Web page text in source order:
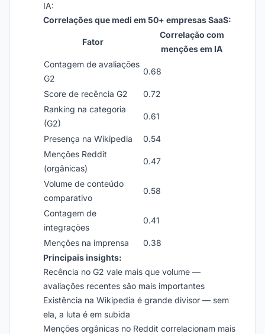
IA:
Correlações que medi em 50+ empresas SaaS:
Fator
Correlação com
menções em IA
Contagem de avaliações
G2
0.68
Score de recência G2
0.72
Ranking na categoria
(G2)
0.61
Presença na Wikipedia
0.54
Menções Reddit
(orgânicas)
0.47
Volume de conteúdo
comparativo
0.58
Contagem de
integrações
0.41
Menções na imprensa
0.38
Principais insights:
Recência no G2 vale mais que volume —
avaliações recentes são mais importantes
Existência na Wikipedia é grande divisor — sem
ela, a luta é em subida
Menções orgânicas no Reddit correlacionam mais